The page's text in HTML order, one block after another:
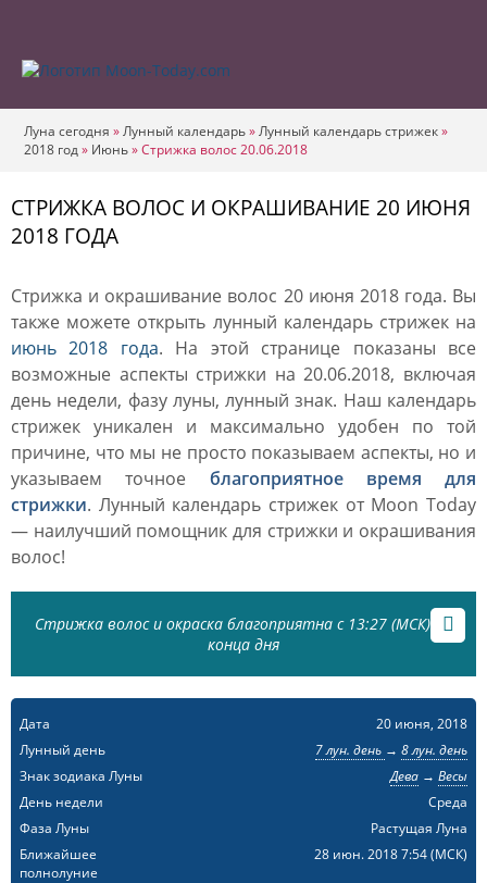
Луна сегодня »Лунный календарь»Лунный календарь стрижек»
2018 год» Июнь»Стрижка волос 20.06.2018
СТРИЖКА ВОЛОС И ОКРАШИВАНИЕ 20 ИЮНЯ
2018 ГОДА
Стрижка и окрашивание волос 20 июня 2018 года. Вы
также можете открыть лунный календарь стрижек на
июнь 2018 года. На этой странице показаны все
возможные аспекты стрижки на 20.06.2018, включая
день недели, фазу луны, лунный знак. Наш календарь
стрижек уникален и максимально удобен по той
причине, что мы не просто показываем аспекты, но и
указываем точное благоприятное время для
стрижки. Лунный календарь стрижек от Moon Today
— наилучший помощник для стрижки и окрашивания
волос!
Стрижка волос и окраска благоприятна с 13:27 (МСК) до
конца дня
Дата
20 июня, 2018
Лунный день
7 лун. день → 8 лун. день
Знак зодиака Луны
Дева→ Весы
День недели
Среда
Фаза Луны
Растущая Луна
Ближайшее
полнолуние
28 июн. 2018 7:54(МСК)